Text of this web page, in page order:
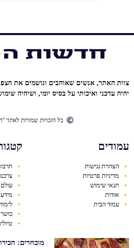
צוות האתר, אנשים שאוהבים ונושמים את
יהיה עדכני ואיכותי על בסיס יומי, ושיהיה
כל הזכויות שמורות לאתר
עמודים
הצהרת נגישות
מדיניות פרטיות
תנאי שימוש
אודות
עמוד הבית
כושר
מובחרים: